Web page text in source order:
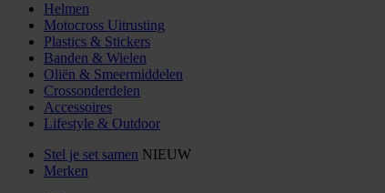
Helmen
Motocross Uitrusting
Plastics & Stickers
Banden & Wielen
Oliën & Smeermiddelen
Crossonderdelen
Accessoires
Lifestyle & Outdoor
Stel je set samen NIEUW
Merken